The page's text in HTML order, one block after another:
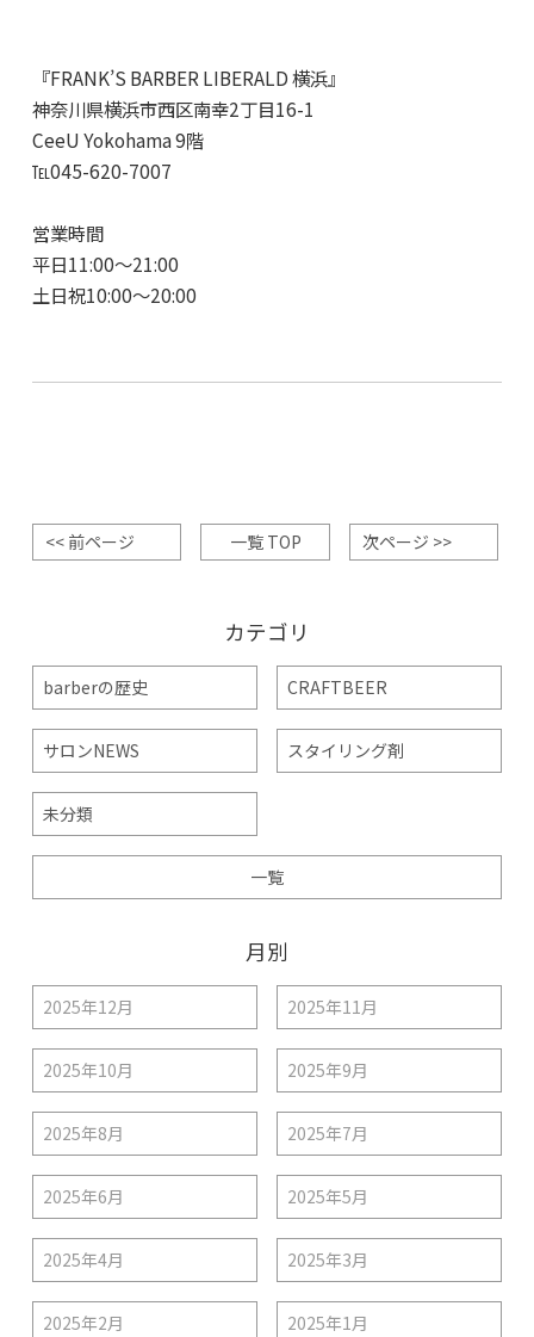
『FRANK’S BARBER LIBERALD横浜』
神奈川県横浜市西区南幸2丁目16-1
CeeU Yokohama 9階
℡045-620-7007
営業時間
平日11:00～21:00
土日祝10:00～20:00
<< 前ページ 一覧 TOP 次ページ >>
カテゴリ
barberの歴史 CRAFTBEER
サロンNEWS スタイリング剤
未分類
一覧
月別
2025年12月 2025年11月
2025年10月 2025年9月
2025年8月 2025年7月
2025年6月 2025年5月
2025年4月 2025年3月
2025年2月 2025年1月